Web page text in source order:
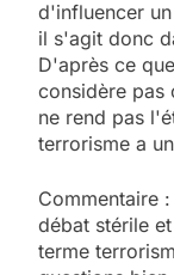
d'influencer
il s'agit donc
D'après ce
considère pas
ne rend pas
terrorisme a
Commentaire
débat stérile
terme